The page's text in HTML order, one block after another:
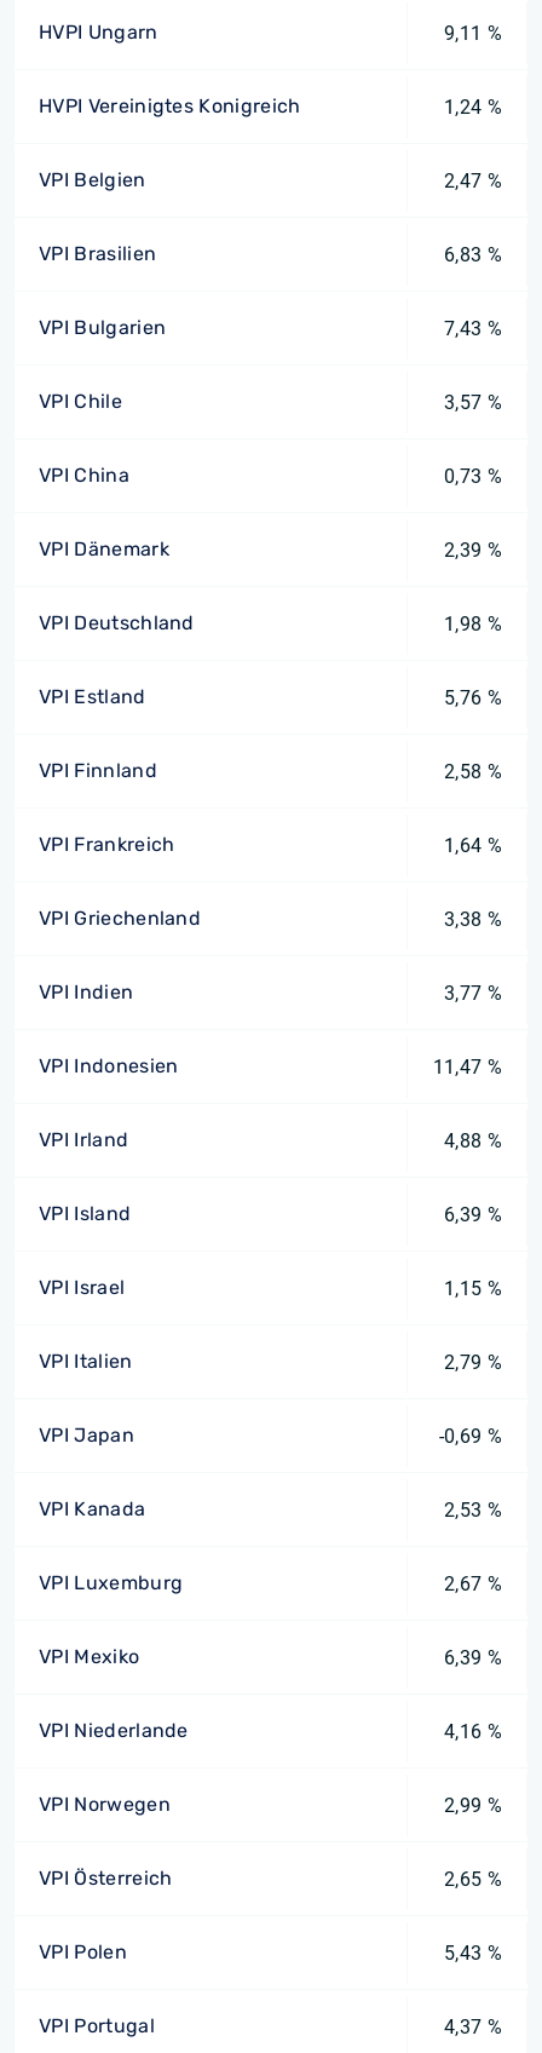
HVPI Ungarn 9,11 %
HVPI Vereinigtes Konigreich 1,24 %
VPI Belgien 2,47 %
VPI Brasilien 6,83 %
VPI Bulgarien 7,43 %
VPI Chile 3,57 %
VPI China 0,73 %
VPI Dänemark 2,39 %
VPI Deutschland 1,98 %
VPI Estland 5,76 %
VPI Finnland 2,58 %
VPI Frankreich 1,64 %
VPI Griechenland 3,38 %
VPI Indien 3,77 %
VPI Indonesien 11,47 %
VPI Irland 4,88 %
VPI Island 6,39 %
VPI Israel 1,15 %
VPI Italien 2,79 %
VPI Japan -0,69 %
VPI Kanada 2,53 %
VPI Luxemburg 2,67 %
VPI Mexiko 6,39 %
VPI Niederlande 4,16 %
VPI Norwegen 2,99 %
VPI Österreich 2,65 %
VPI Polen 5,43 %
VPI Portugal 4,37 %